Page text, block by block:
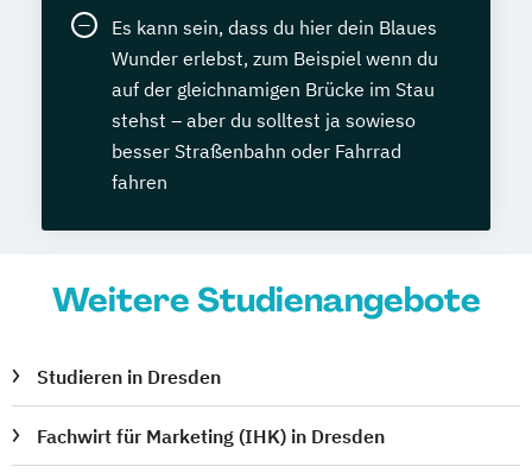
Es kann sein, dass du hier dein Blaues
Wunder erlebst, zum Beispiel wenn du
auf der gleichnamigen Brücke im Stau
stehst – aber du solltest ja sowieso
besser Straßenbahn oder Fahrrad
fahren
Weitere Studienangebote
Studieren in Dresden
Fachwirt für Marketing (IHK) in Dresden